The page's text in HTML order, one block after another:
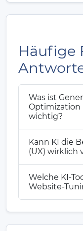
Häufige
Was ist
Optimization
wichtig?
Kann KI die
(UX) wirklich
Welche KI-
Website-